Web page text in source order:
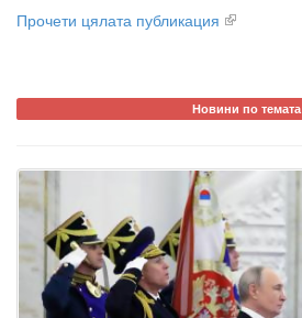
Прочети цялата публикация
Новини по темата